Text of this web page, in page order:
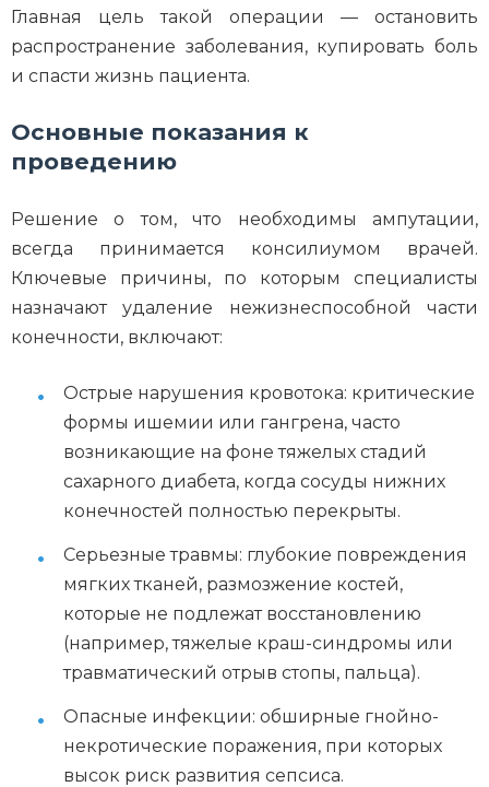
Главная цель такой операции — остановить
распространение заболевания, купировать боль
и спасти жизнь пациента.
Основные показания к
проведению
Решение о том, что необходимы ампутации,
всегда принимается консилиумом врачей.
Ключевые причины, по которым специалисты
назначают удаление нежизнеспособной части
конечности, включают:
Острые нарушения кровотока: критические
формы ишемии или гангрена, часто
возникающие на фоне тяжелых стадий
сахарного диабета, когда сосуды нижних
конечностей полностью перекрыты.
Серьезные травмы: глубокие повреждения
мягких тканей, размозжение костей,
которые не подлежат восстановлению
(например, тяжелые краш-синдромы или
травматический отрыв стопы, пальца).
Опасные инфекции: обширные гнойно-
некротические поражения, при которых
высок риск развития сепсиса.